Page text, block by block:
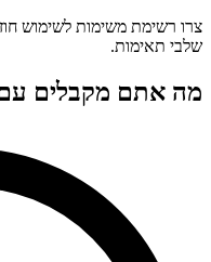
צרו רשימת משימות לשימוש
שלבי תאימות.
מה אתם מקבלים עם